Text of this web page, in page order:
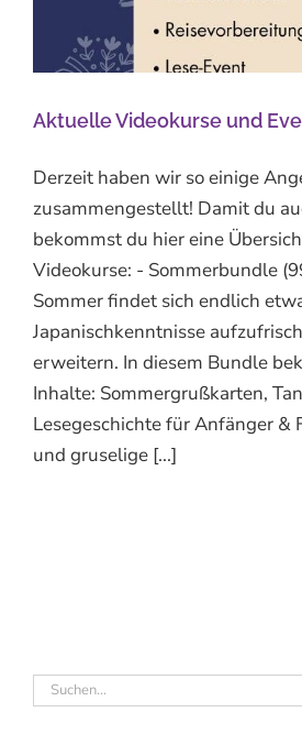
Aktuelle Videokurse und
Derzeit haben wir so einige
zusammengestellt! Damit du
bekommst du hier eine
Videokurse: - Sommerbundle
Sommer findet sich endlich
Japanischkenntnisse
erweitern. In diesem Bundle
Inhalte: Sommergrußkarten,
Lesegeschichte für Anfänger &
und gruselige [...]
Suche